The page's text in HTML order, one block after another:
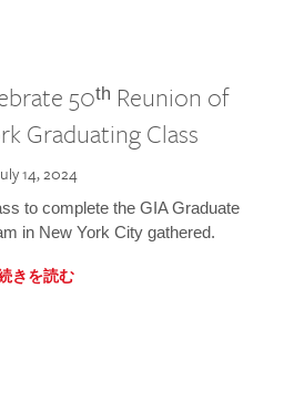
50ᵗʰ Reunion of
Graduating Class
14, 2024
to complete the GIA Graduate
in New York City gathered.
きを読む